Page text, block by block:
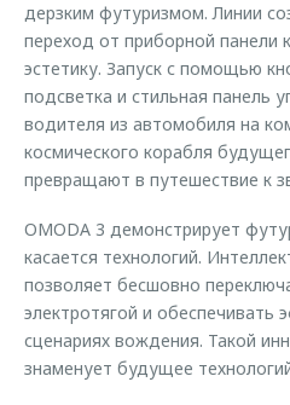
дерзким футуризмом. Линии
переход от приборной панели
эстетику. Запуск с помощью
подсветка и стильная панель
водителя из автомобиля на
космического корабля
превращают в путешествие к
OMODA 3 демонстрирует
касается технологий.
позволяет бесшовно
электротягой и обеспечивать
сценариях вождения. Такой
знаменует будущее